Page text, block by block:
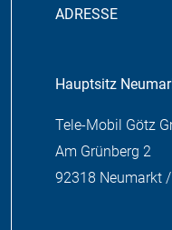
ADRESSE
Hauptsitz
Tele-Mobil Götz
Am Grünberg 2
92318 Neumarkt